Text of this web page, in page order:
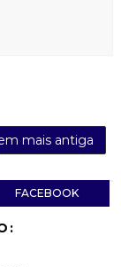
mais antiga
FACEBOOK